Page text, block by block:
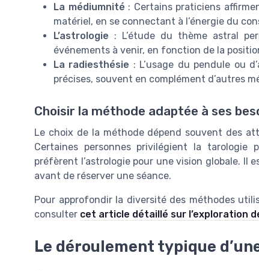
La médiumnité : Certains praticiens
matériel, en se connectant à l’énergie du
L’astrologie : L’étude du thème astral
événements à venir, en fonction de la
La radiesthésie : L’usage du pendule ou
précises, souvent en complément d’autres
Choisir la méthode adaptée à ses
Le choix de la méthode dépend souvent des
Certaines personnes privilégient la tarologie
préfèrent l’astrologie pour une vision globale. Il
avant de réserver une séance.
Pour approfondir la diversité des méthodes
consulter cet article détaillé sur l’exploration
Le déroulement typique